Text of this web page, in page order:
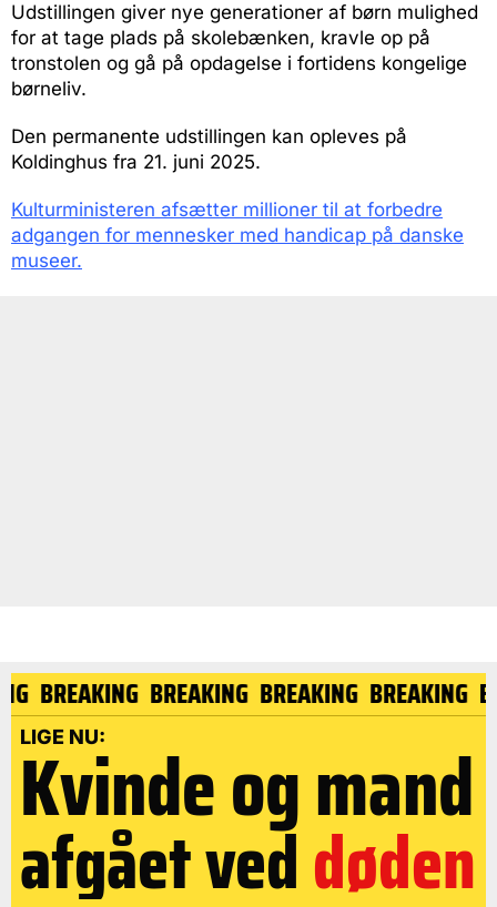
Udstillingen giver nye generationer af børn mulighed
for at tage plads på skolebænken, kravle op på
tronstolen og gå på opdagelse i fortidens kongelige
børneliv.
Den permanente udstillingen kan opleves på
Koldinghus fra 21. juni 2025.
Kulturministeren afsætter millioner til at forbedre
adgangen for mennesker med handicap på danske
museer.
BREAKING BREAKING BREAKING BREAKING
LIGE NU:
Kvinde og mand
afgået veddøden